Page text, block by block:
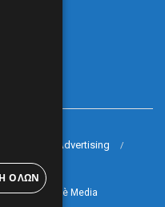
Arkè Advertising
Partner of Arkè Media
ΌΛΩΝ